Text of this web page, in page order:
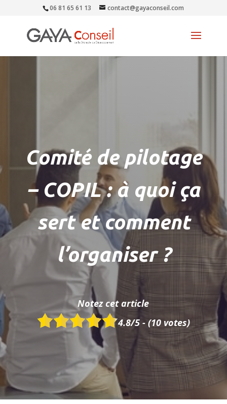
06 81 65 61 13 contact@gayaconseil.com
Comité de pilotage
– COPIL : à quoi ça
sert et comment
l’organiser ?
Notez cet article
4.8/5 - (10votes)